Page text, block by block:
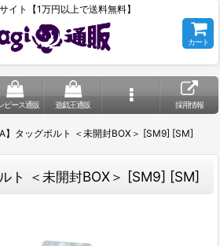
イト【1万円以上で送料無料】
カート
ピース通販 遊戯王通販 採用情報
A】タッグボルト ＜未開封BOX＞ [SM9] [SM]
ト ＜未開封BOX＞ [SM9] [SM]